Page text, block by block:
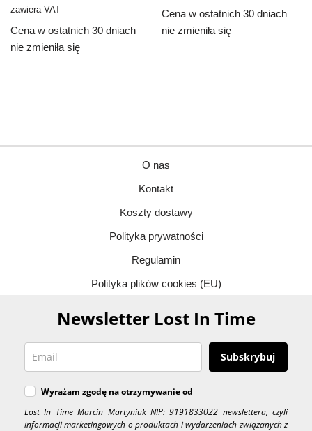
zawiera VAT
Cena w ostatnich 30 dniach
nie zmieniła się
Cena w ostatnich 30 dniach
nie zmieniła się
O nas
Kontakt
Koszty dostawy
Polityka prywatności
Regulamin
Polityka plików cookies (EU)
Newsletter Lost In Time
Subskrybuj
Wyrażam zgodę na otrzymywanie od
Lost In Time Marcin Martyniuk NIP: 9191833022 newslettera, czyli
informacji marketingowych o produktach i wydarzeniach związanych z